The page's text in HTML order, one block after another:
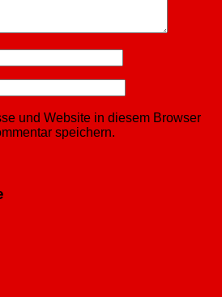
und Website in diesem Browser
speichern.